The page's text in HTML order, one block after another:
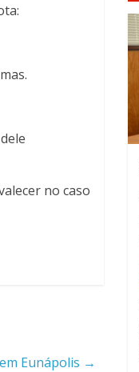
no caso
Eunápolis →